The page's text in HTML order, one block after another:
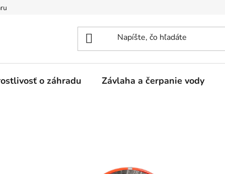
o záhradu Závlaha a čerpanie vody